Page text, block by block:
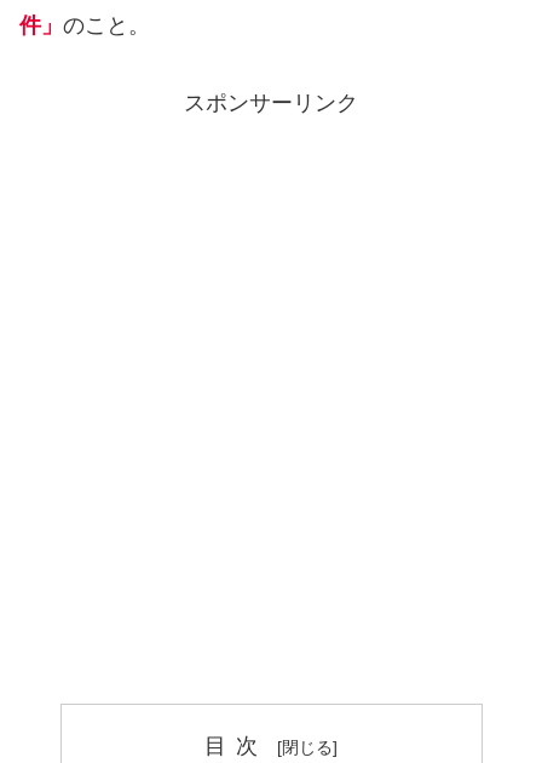
件」 のこと。
スポンサーリンク
目次